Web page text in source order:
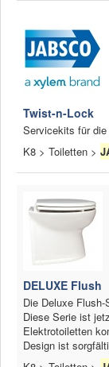
Twist-n-Lock
Servicekits für
K8 > Toiletten >
DELUXE Flush
Die Deluxe
Diese Serie ist
Elektrotoiletten
Design ist